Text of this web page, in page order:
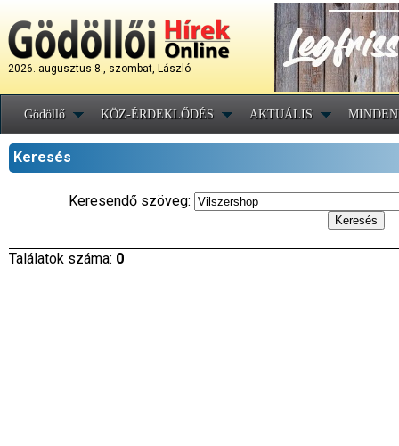
2026. augusztus 8., szombat, László
Gödöllő KÖZ-ÉRDEKLŐDÉS AKTUÁLIS
Keresés
Keresendő szöveg:
Találatok száma: 0